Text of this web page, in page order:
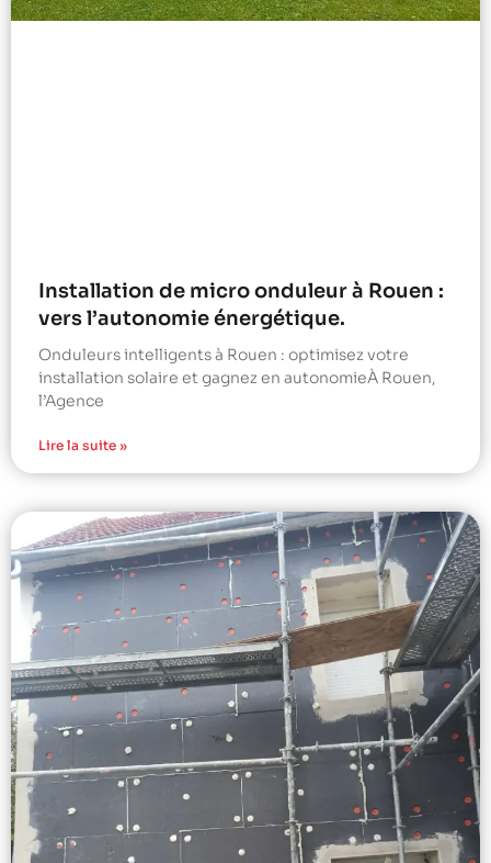
Installation de micro onduleur à Rouen :
vers l’autonomie énergétique.
Onduleurs intelligents à Rouen : optimisez votre
installation solaire et gagnez en autonomieÀ Rouen,
l’Agence
Lire la suite »